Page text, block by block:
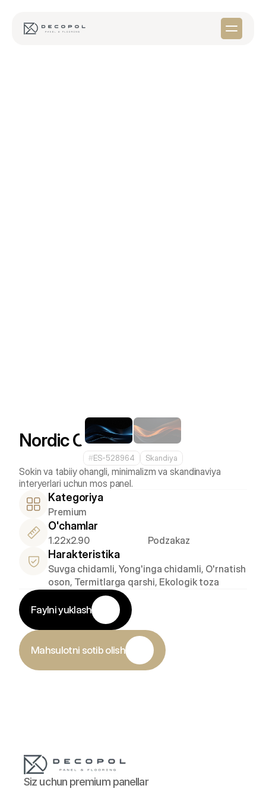
Nordic Oak
#ES-528964 Skandiya
Sokin va tabiiy ohangli, minimalizm va skandinaviya
Kategoriya
Premium
O'chamlar
1.22x2.90 Podzakaz
Harakteristika
Suvga chidamli, Yong'inga chidamli, O'rnatish
oson, Termitlarga qarshi, Ekologik toza
Faylni yuklash
Mahsulotni sotib olish
Siz uchun premium panellar